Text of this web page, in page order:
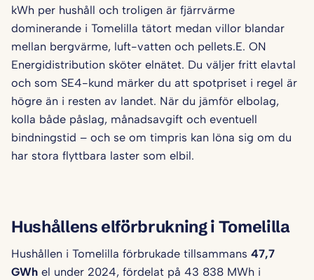
kWh per hushåll och troligen är fjärrvärme
dominerande i Tomelilla tätort medan villor blandar
mellan bergvärme, luft-vatten och pellets.E. ON
Energidistribution sköter elnätet. Du väljer fritt elavtal
och som SE4-kund märker du att spotpriset i regel är
högre än i resten av landet. När du jämför elbolag,
kolla både påslag, månadsavgift och eventuell
bindningstid – och se om timpris kan löna sig om du
har stora flyttbara laster som elbil.
Hushållens elförbrukning i Tomelilla
Hushållen i Tomelilla förbrukade tillsammans 47,7
GWh el under 2024, fördelat på 43 838 MWh i